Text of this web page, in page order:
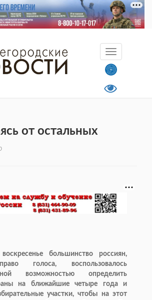
от остальных
большинство россиян,
голоса, воспользовалось
возможностью определить
на ближайшие четыре года и
участки, чтобы на этот